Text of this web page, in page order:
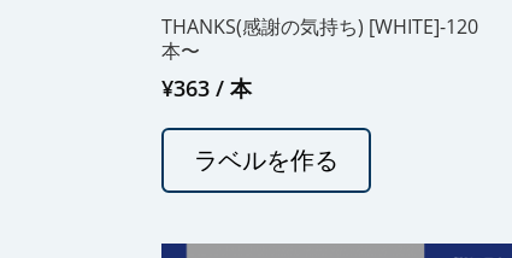
THANKS(感謝の気持ち) [WHITE]-120
本〜
¥363 / 本
ラベルを作る